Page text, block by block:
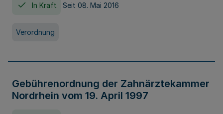
In Kraft Seit 08. Mai 2016
Verordnung
Gebührenordnung der Zahnärztekammer
Nordrhein vom 19. April 1997